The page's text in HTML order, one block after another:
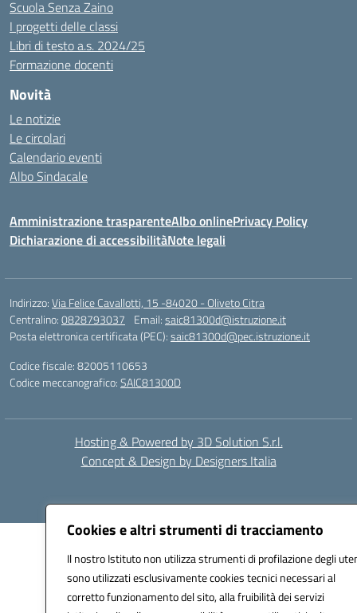
Cookies e altri strumenti di tracciamento
Il nostro Istituto non utilizza strumenti di profilazione degli
sono utilizzati esclusivamente cookies tecnici necessari al
corretto funzionamento del sito, alla fruibilità dei servizi
Scuola Senza Zaino
I progetti delle classi
Libri di testo a.s. 2024/25
Formazione docenti
Novità
Le notizie
Le circolari
Calendario eventi
Albo Sindacale
Amministrazione trasparenteAlbo onlinePrivacy Policy
Dichiarazione di accessibilitàNote legali
Indirizzo:Via Felice Cavallotti, 15 -84020 - Oliveto Citra
Centralino:0828793037 Email:saic81300d@istruzione.it
Posta elettronica certificata (PEC):saic81300d@pec.istruzione.it
Codice fiscale: 82005110653
Codice meccanografico:SAIC81300D
Hosting & Powered by 3D Solution S.r.l.
Concept & Design by Designers Italia